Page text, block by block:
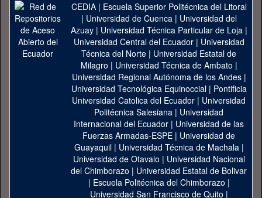
CEDIA| Escuela Superior Politécnica del Litoral
| Universidad de Cuenca| Universidad del
Azuay| Universidad Técnica Particular de Loja|
Universidad Central del Ecuador| Universidad
Técnica del Norte | Universidad Estatal de
Milagro | Universidad Técnica de Ambato |
Universidad Regional Autónoma de los Andes|
Universidad Tecnológica Equinoccial| Pontificia
Universidad Catolica del Ecuador | Universidad
Politécnica Salesiana | Universidad
Internacional del Ecuador | Universidad de las
Fuerzas Armadas-ESPE | Universidad de
Guayaquil| Universidad Técnica de Machala|
Universidad de Otavalo | Universidad Nacional
del Chimborazo | Universidad Estatal de Bolivar
| Escuela Politécnica del Chimborazo |
Universidad San Francisco de Quito |